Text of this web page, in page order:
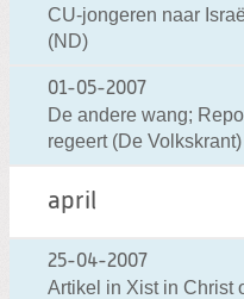
CU-jongeren naar
(ND)
01-05-2007
De andere wang;
regeert (De Volkskrant)
april
25-04-2007
Artikel in Xist in Christ